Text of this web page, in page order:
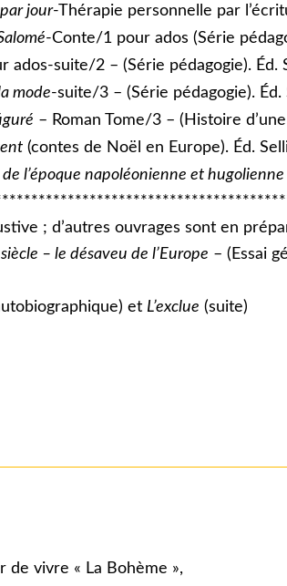
jour-Thérapie personnelle par
-Conte/1 pour ados (Série
ados-suite/2 – (Série pédagogie). Éd.
mode-suite/3 – (Série pédagogie). Éd.
– Roman Tome/3 – (Histoire
(contes de Noël en Europe). Éd.
l’époque napoléonienne et hugolienne
; d’autres ouvrages sont en
– le désaveu de l’Europe – (Essai
et L’exclue (suite)
de vivre « La Bohème »,